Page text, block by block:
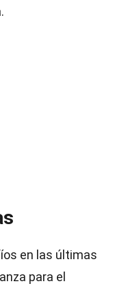
en las últimas
para el